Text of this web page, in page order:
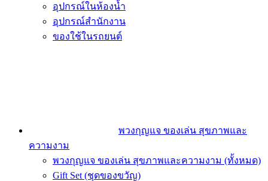
อุปกรณ์ในห้องน้ำ
อุปกรณ์สำนักงาน
ของใช้ในรถยนต์
พวงกุญแจ ของเล่น สุขภาพและ
ความงาม
พวงกุญแจ ของเล่น สุขภาพและความงาม (ทั้งหมด)
Gift Set (ชุดของขวัญ)